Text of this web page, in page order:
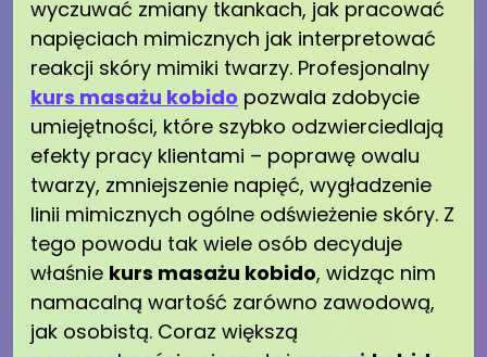
wyczuwać zmiany tkankach, jak pracować
napięciach mimicznych jak interpretować
reakcji skóry mimiki twarzy. Profesjonalny
kurs masażu kobido pozwala zdobycie
umiejętności, które szybko odzwierciedlają
efekty pracy klientami – poprawę owalu
twarzy, zmniejszenie napięć, wygładzenie
linii mimicznych ogólne odświeżenie skóry. Z
tego powodu tak wiele osób decyduje
właśnie kurs masażu kobido, widząc nim
namacalną wartość zarówno zawodową,
jak osobistą. Coraz większą